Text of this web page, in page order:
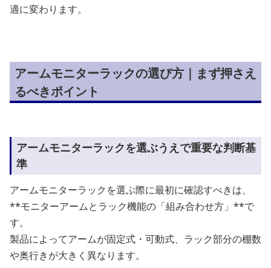
適に変わります。
アームモニターラックの選び方｜まず押さえ
るべきポイント
アームモニターラックを選ぶうえで重要な判断基
準
アームモニターラックを選ぶ際に最初に確認すべきは、
**モニターアームとラック機能の「組み合わせ方」**で
す。
製品によってアームが固定式・可動式、ラック部分の棚数
や奥行きが大きく異なります。